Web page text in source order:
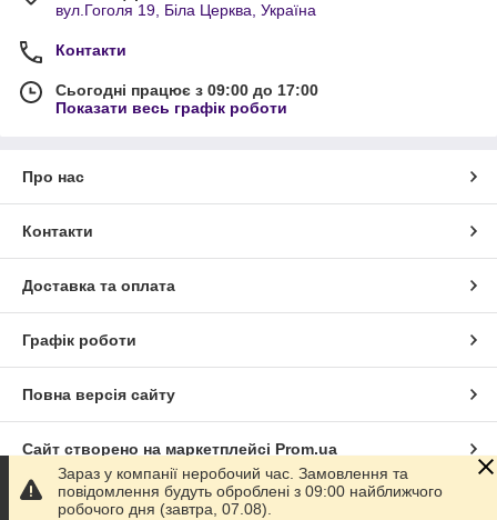
вул.Гоголя 19, Біла Церква, Україна
Контакти
Сьогодні працює з 09:00 до 17:00
Показати весь графік роботи
Про нас
Контакти
Доставка та оплата
Графік роботи
Повна версія сайту
Сайт створено на маркетплейсі Prom.ua
Політика конфіденційності
Зараз у компанії неробочий час. Замовлення та
повідомлення будуть оброблені з 09:00 найближчого
робочого дня (завтра, 07.08).